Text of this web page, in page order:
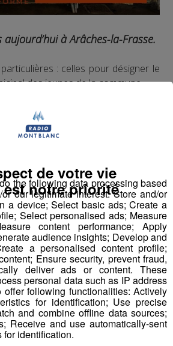
à Arâches-la-Frasse.
: celles pour désigner le
des jeunes de la commune.
"des grands", des panneaux
dans les cours de récréation.
et de Flaine sont appelés aux
filles seront désignés dans
pour élire leur maire et ses
leur mandat jusqu’en 2023.
est double : leur inculquer le
de donner leur avis sur les
Leurs idées seront soumises au
the following data processing based
our legitimate interest: Store and/or
a device; Select basic ads; Create a
Select personalised ads; Measure
content performance; Apply
audience insights; Develop and
a personalised content profile;
Ensure security, prevent fraud,
deliver ads or content. These
personal data such as IP address
following functionalities: Actively
for identification; Use precise
and combine offline data sources;
Receive and use automatically-sent
identification.
de votre vie
est notre priorité